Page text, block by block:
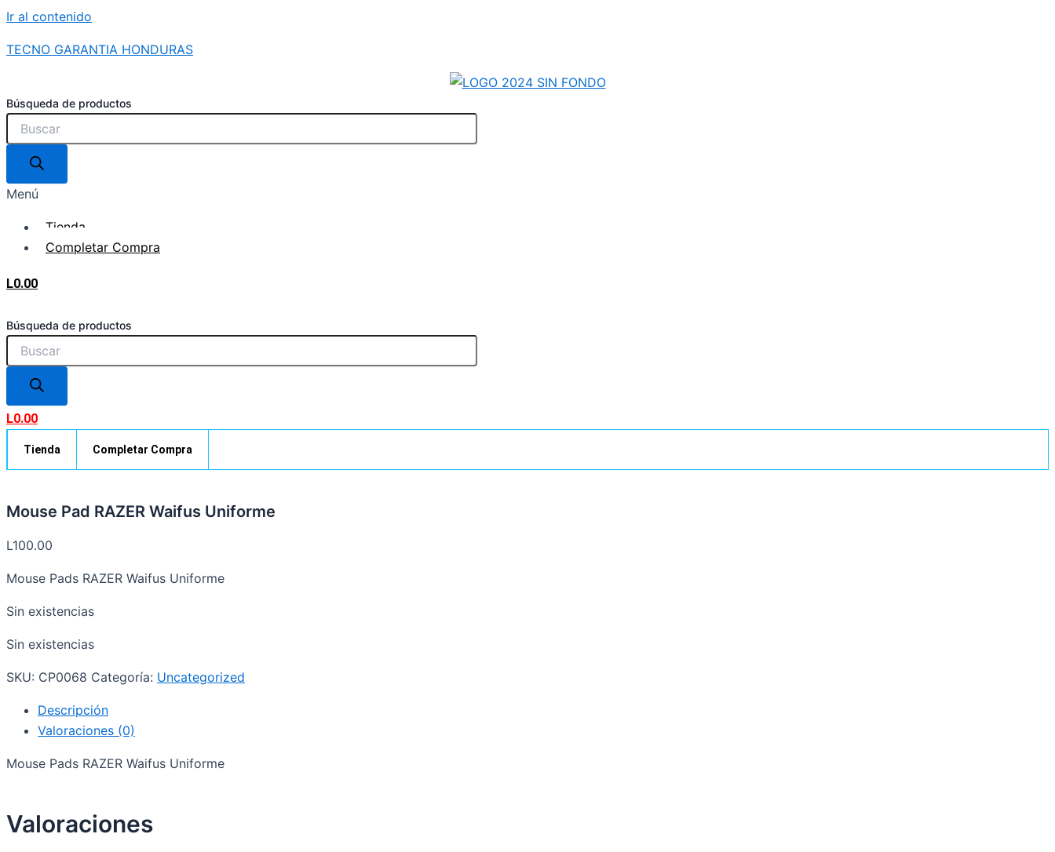
Ir al contenido
TECNO GARANTIA HONDURAS
Búsqueda de productos
Menú
Tienda
Completar Compra
L0.00
Búsqueda de productos
L0.00
Tienda Completar Compra
Mouse Pad RAZER Waifus Uniforme
L100.00
Mouse Pads RAZER Waifus Uniforme
Sin existencias
Sin existencias
SKU: CP0068 Categoría: Uncategorized
Descripción
Valoraciones (0)
Mouse Pads RAZER Waifus Uniforme
Valoraciones